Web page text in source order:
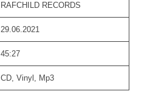
RAFCHILD RECORDS
29.06.2021
45:27
CD, Vinyl, Mp3